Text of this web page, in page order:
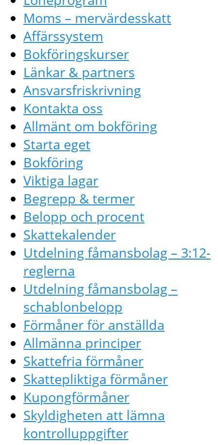
Moms – mervärdesskatt
Affärssystem
Bokföringskurser
Länkar & partners
Ansvarsfriskrivning
Kontakta oss
Allmänt om bokföring
Starta eget
Bokföring
Viktiga lagar
Begrepp & termer
Belopp och procent
Skattekalender
Utdelning fåmansbolag – 3:12-
reglerna
Utdelning fåmansbolag –
schablonbelopp
Förmåner för anställda
Allmänna principer
Skattefria förmåner
Skattepliktiga förmåner
Kupongförmåner
Skyldigheten att lämna
kontrolluppgifter